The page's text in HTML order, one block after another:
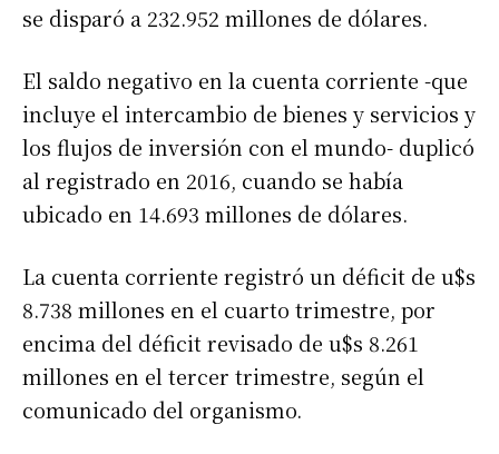
se disparó a 232.952 millones de dólares.
El saldo negativo en la cuenta corriente -que
incluye el intercambio de bienes y servicios y
los flujos de inversión con el mundo- duplicó
al registrado en 2016, cuando se había
ubicado en 14.693 millones de dólares.
La cuenta corriente registró un déficit de u$s
8.738 millones en el cuarto trimestre, por
encima del déficit revisado de u$s 8.261
millones en el tercer trimestre, según el
comunicado del organismo.